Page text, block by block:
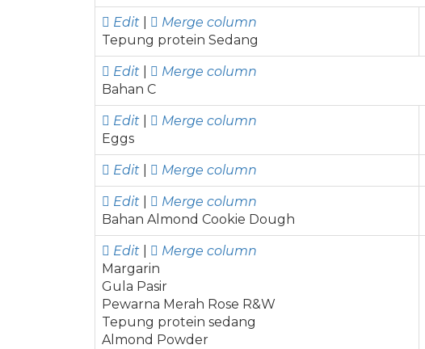
Edit
Merge column
Tepung protein Sedang
Edit
Merge column
Bahan C
Edit
Merge column
Eggs
Edit Merge column
Edit
Merge column
Bahan Almond Cookie Dough
Edit
Merge column
Margarin
Gula Pasir
Pewarna Merah Rose R&W
Tepung protein sedang
Almond Powder